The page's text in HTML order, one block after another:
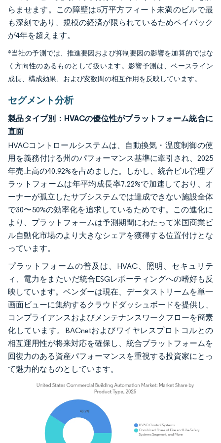
らませます。この障壁は5万平方フィート未満のビルで最
も深刻であり、規模の経済が限られているためペイバック
が4年を超えます。
*当社の予測では、推進要因および抑制要因の影響を加算的ではな
く方向性のあるものとして扱います。影響予測は、ベースライン
成長、構成効果、および変数間の相互作用を反映しています。
セグメント分析
製品タイプ別：HVACの優位性がプラットフォーム統合に
直面
HVACコントロールシステムは、自動換気・温度制御の使
用を義務付ける州のパフォーマンス基準に牽引され、2025
年売上高の40.92%を占めました。しかし、統合ビル管理プ
ラットフォームは年平均成長率7.22%で加速しており、オ
ーナーが孤立したサブシステムでは達成できない施設全体
で30〜50%の効率化を追求しているためです。この進化に
より、プラットフォームは予測期間にわたって米国商業ビ
ル自動化市場のより大きなシェアを獲得する位置付けとな
っています。
プラットフォームの普及は、HVAC、照明、セキュリテ
ィ、電力をまたいだ統合ESGレポーティングへの嗜好も反
映しています。ベンダーは現在、データストリームを単一
画面ビューに集約するクラウドダッシュボードを提供し、
コンプライアンスおよびメンテナンスワークフローを簡素
化しています。BACnetおよびワイヤレスプロトコルとの
相互運用性が将来対応を確保し、統合プラットフォームを
回復力のある資産パフォーマンスを重視する投資家にとっ
て魅力的なものとしています。